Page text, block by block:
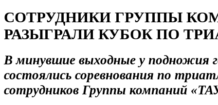
СОТРУДНИКИ ГРУППЫ
РАЗЫГРАЛИ КУБОК ПО
В минувшие выходные у подножия
состоялись соревнования по
сотрудников Группы компаний